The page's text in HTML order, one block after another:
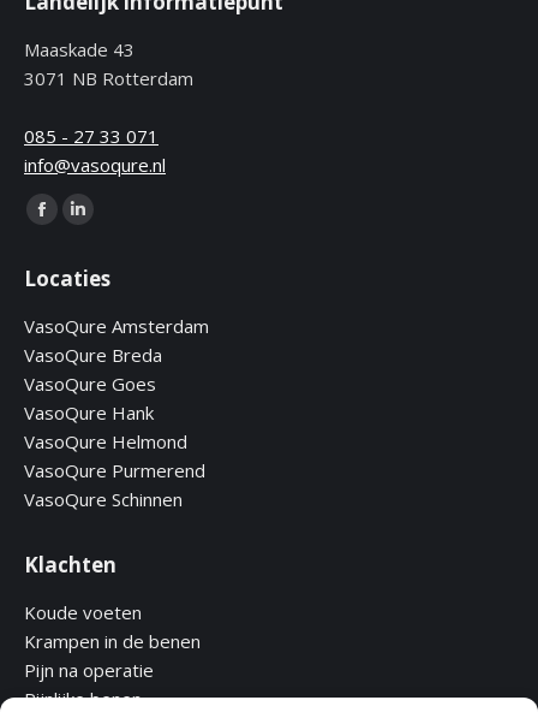
Maaskade 43
3071 NB Rotterdam
085 - 27 33 071
info@vasoqure.nl
Find us on:
Facebook
opens
new
window
Linkedin
opens
in
new
window
Locaties
VasoQure Amsterdam
VasoQure Breda
VasoQure Goes
VasoQure Hank
VasoQure Helmond
VasoQure Purmerend
VasoQure Schinnen
Klachten
Koude voeten
Krampen in de benen
Pijn na operatie
Pijnlijke benen